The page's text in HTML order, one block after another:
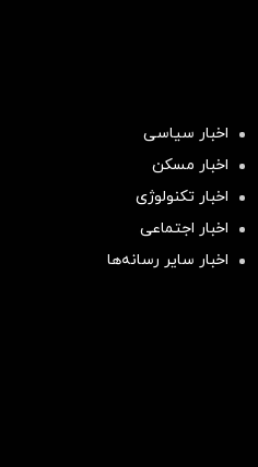
اخبار سیاسی
اخبار مسکن
اخبار تکنولوژی
اخبار اجتماعی
اخبار سایر رسانه‌‌ها